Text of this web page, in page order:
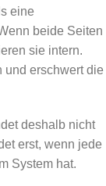
eine
beide Seiten
sie intern.
und erschwert die
deshalb nicht
erst, wenn jede
System hat.